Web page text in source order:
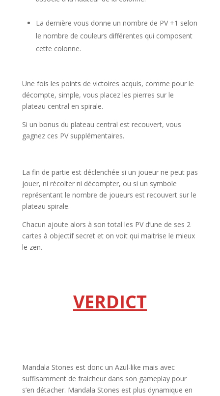
La dernière vous donne un nombre de PV +1 selon
le nombre de couleurs différentes qui composent
cette colonne.
Une fois les points de victoires acquis, comme pour le
décompte, simple, vous placez les pierres sur le
plateau central en spirale.
Si un bonus du plateau central est recouvert, vous
gagnez ces PV supplémentaires.
La fin de partie est déclenchée si un joueur ne peut pas
jouer, ni récolter ni décompter, ou si un symbole
représentant le nombre de joueurs est recouvert sur le
plateau spirale.
Chacun ajoute alors à son total les PV d’une de ses 2
cartes à objectif secret et on voit qui maitrise le mieux
le zen.
VERDICT
Mandala Stones est donc un Azul-like mais avec
suffisamment de fraicheur dans son gameplay pour
s’en détacher. Mandala Stones est plus dynamique en